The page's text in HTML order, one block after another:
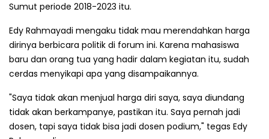
Sumut periode 2018-2023 itu.
Edy Rahmayadi mengaku tidak mau merendahkan harga
dirinya berbicara politik di forum ini. Karena mahasiswa
baru dan orang tua yang hadir dalam kegiatan itu, sudah
cerdas menyikapi apa yang disampaikannya.
"Saya tidak akan menjual harga diri saya, saya diundang
tidak akan berkampanye, pastikan itu. Saya pernah jadi
dosen, tapi saya tidak bisa jadi dosen podium," tegas Edy